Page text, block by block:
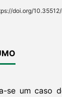
doi.org/
se um caso